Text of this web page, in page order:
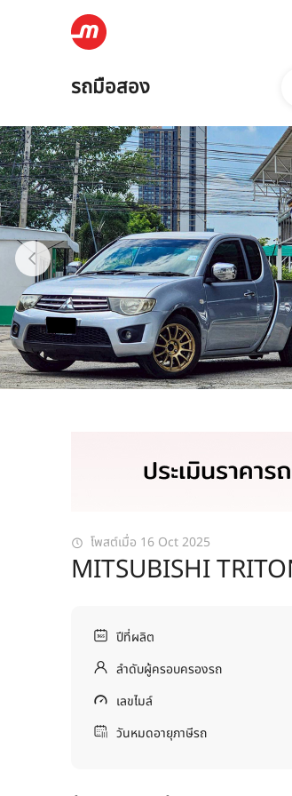
รถมือสอง
โพสต์เมื่อ 16 Oct 2025
MITSUBISHI
ปีที่ผลิต
ลำดับผู้ครอบครองรถ
เลขไมล์
วันหมดอายุภาษีรถ